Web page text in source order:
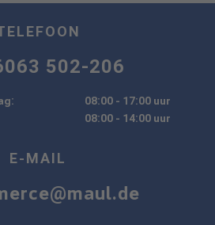
502-206
08:00 - 17:00 uur
08:00 - 14:00 uur
E-MAIL